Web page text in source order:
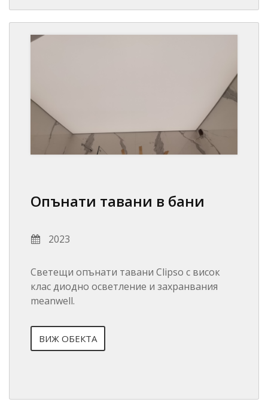
Опънати тавани в бани
2023
Светещи опънати тавани Clipso с висок
клас диодно осветление и захранвания
meanwell.
ВИЖ ОБЕКТА